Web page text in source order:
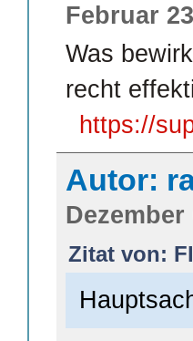
Februar
Was
recht
https://
Autor:
Dezember
Zitat von: